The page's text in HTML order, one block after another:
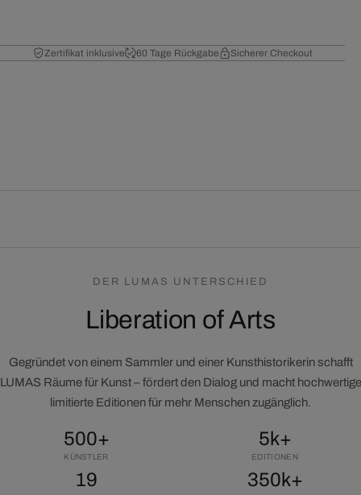
Zertifikat inklusive 60 Tage Rückgabe Sicherer Checkout
DER LUMAS UNTERSCHIED
Liberation of Arts
Gegründet von einem Sammler und einer Kunsthistorikerin schafft
LUMAS Räume für Kunst – fördert den Dialog und macht hochwertige
limitierte Editionen für mehr Menschen zugänglich.
500+
KÜNSTLER
5k+
EDITIONEN
19 350k+